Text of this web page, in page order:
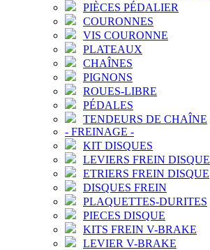
PIÈCES PÉDALIER
COURONNES
VIS COURONNE
PLATEAUX
CHAÎNES
PIGNONS
ROUES-LIBRE
PÉDALES
TENDEURS DE CHAÎNE
- FREINAGE -
KIT DISQUES
LEVIERS FREIN DISQUE
ETRIERS FREIN DISQUE
DISQUES FREIN
PLAQUETTES-DURITES
PIECES DISQUE
KITS FREIN V-BRAKE
LEVIER V-BRAKE